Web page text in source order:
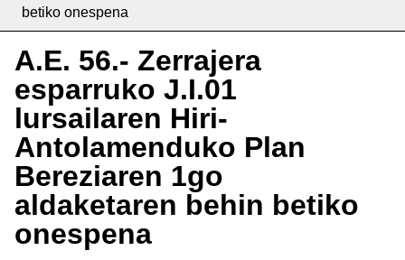
betiko onespena
A.E. 56.- Zerrajera
esparruko J.I.01
lursailaren Hiri-
Antolamenduko Plan
Bereziaren 1go
aldaketaren behin betiko
onespena